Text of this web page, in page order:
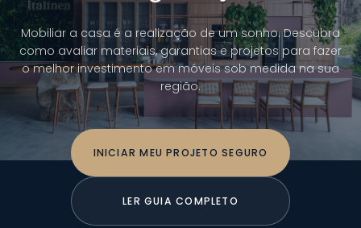
Mobiliar a casa é a realização de um sonho. Descubra
como avaliar materiais, garantias e projetos para fazer
o melhor investimento em móveis sob medida na sua
região.
INICIAR MEU PROJETO SEGURO
LER GUIA COMPLETO